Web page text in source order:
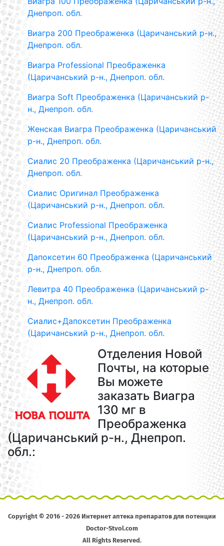
Днепроп. обл.
Виагра 200 Преображенка (Царичанський р-н.,
Днепроп. обл.
Виагра Professional Преображенка
(Царичанський р-н., Днепроп. обл.
Виагра Soft Преображенка (Царичанський р-
н., Днепроп. обл.
Женская Виагра Преображенка (Царичанський
р-н., Днепроп. обл.
Сиалис 20 Преображенка (Царичанський р-н.,
Днепроп. обл.
Сиалис Оригинал Преображенка
(Царичанський р-н., Днепроп. обл.
Сиалис Professional Преображенка
(Царичанський р-н., Днепроп. обл.
Дапоксетин 60 Преображенка (Царичанський
р-н., Днепроп. обл.
Левитра 40 Преображенка (Царичанський р-
н., Днепроп. обл.
Сиалис+Дапоксетин Преображенка
(Царичанський р-н., Днепроп. обл.
Отделения Новой
Почты, на которые
Вы можете
заказать Виагра
130 мг в
Преображенка
(Царичанський р-н., Днепроп.
обл.:
Copyright © 2016 - 2026 Интернет аптека препаратов для потенции
Doctor-Stvol.com
All Rights Reserved.